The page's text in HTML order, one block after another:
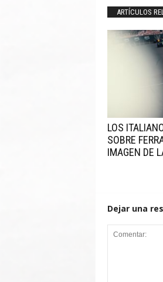
ARTÍCULOS
LOS
SOBRE
IMAGEN DE
Dejar una